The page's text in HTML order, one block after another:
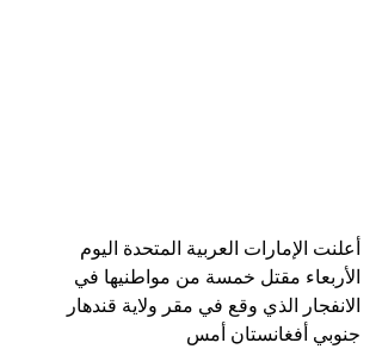
أعلنت الإمارات العربية المتحدة اليوم
الأربعاء مقتل خمسة من مواطنيها في
الانفجار الذي وقع في مقر ولاية قندهار
جنوبي أفغانستان أمس